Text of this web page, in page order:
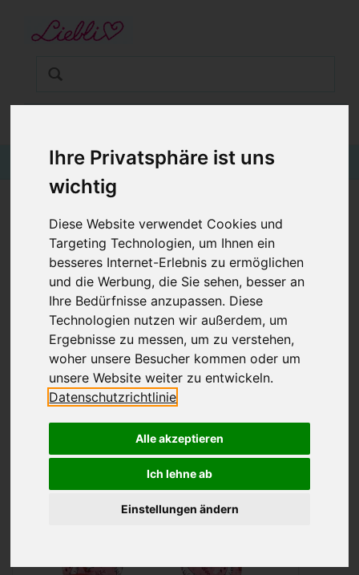
Ihre Privatsphäre ist uns
wichtig
Diese Website verwendet Cookies und
Targeting Technologien, um Ihnen ein
besseres Internet-Erlebnis zu ermöglichen
und die Werbung, die Sie sehen, besser an
Ihre Bedürfnisse anzupassen. Diese
Technologien nutzen wir außerdem, um
Ergebnisse zu messen, um zu verstehen,
woher unsere Besucher kommen oder um
unsere Website weiter zu entwickeln.
Datenschutzrichtlinie
Alle akzeptieren
Ich lehne ab
Einstellungen ändern
STARTSEITE
KINDERGESCHÄFT IN WIEN
KINDERMODE
BLOG
KINDERHOSE FUCHS UND HASE AUF ROSA